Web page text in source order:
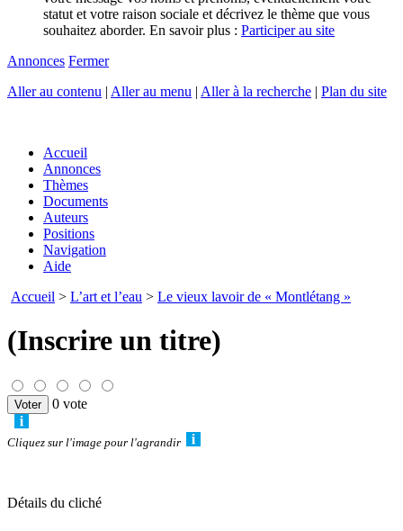
statut et votre raison sociale et décrivez le thème que vous
souhaitez aborder. En savoir plus : Participer au site
Annonces Fermer
Aller au contenu | Aller au menu | Aller à la recherche | Plan du site
Accueil
Annonces
Thèmes
Documents
Auteurs
Positions
Navigation
Aide
Accueil > L’art et l’eau > Le vieux lavoir de « Montlétang »
(Inscrire un titre)
0 vote
Cliquez sur l'image pour l'agrandir
Détails du cliché